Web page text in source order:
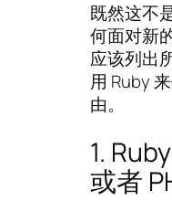
既然这不
何面对新
应该列出
用 Ruby
由。
1.
或者